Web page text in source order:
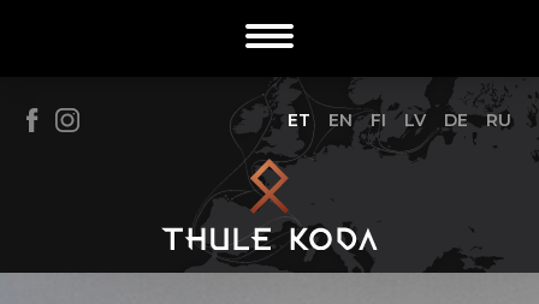
ET EN FI LV DE RU